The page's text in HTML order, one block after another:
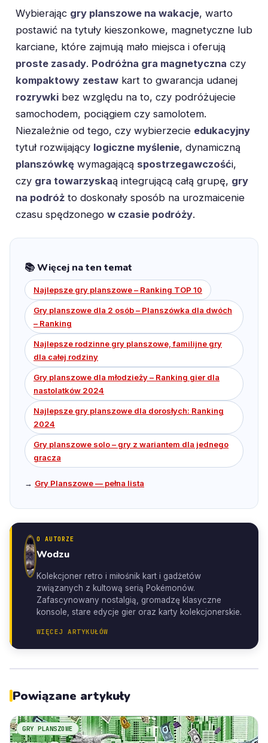
Wybierając gry planszowe na wakacje, warto
postawić na tytuły kieszonkowe, magnetyczne lub
karciane, które zajmują mało miejsca i oferują
proste zasady. Podróżna gra magnetyczna czy
kompaktowy zestaw kart to gwarancja udanej
rozrywki bez względu na to, czy podróżujecie
samochodem, pociągiem czy samolotem.
Niezależnie od tego, czy wybierzecie edukacyjny
tytuł rozwijający logiczne myślenie, dynamiczną
planszówkę wymagającą spostrzegawczośći,
czy gra towarzyskaą integrującą całą grupę, gry
na podróż to doskonały sposób na urozmaicenie
czasu spędzonego w czasie podróży.
📚 Więcej na ten temat
Najlepsze gry planszowe – Ranking TOP 10
Gry planszowe dla 2 osób – Planszówka dla dwóch
– Ranking
Najlepsze rodzinne gry planszowe, familijne gry
dla całej rodziny
Gry planszowe dla młodzieży – Ranking gier dla
nastolatków 2024
Najlepsze gry planszowe dla dorosłych: Ranking
2024
Gry planszowe solo – gry z wariantem dla jednego
gracza
→ Gry Planszowe — pełna lista
O AUTORZE
Wodzu
Kolekcjoner retro i miłośnik kart i gadżetów
związanych z kultową serią Pokémonów.
Zafascynowany nostalgią, gromadzę klasyczne
konsole, stare edycje gier oraz karty kolekcjonerskie.
WIĘCEJ ARTYKUŁÓW
Powiązane artykuły
GRY PLANSZOWE